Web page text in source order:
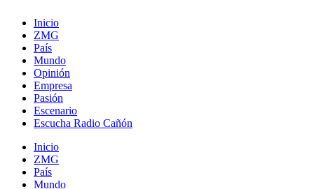
Inicio
ZMG
País
Mundo
Opinión
Empresa
Pasión
Escenario
Escucha Radio Cañón
Inicio
ZMG
País
Mundo